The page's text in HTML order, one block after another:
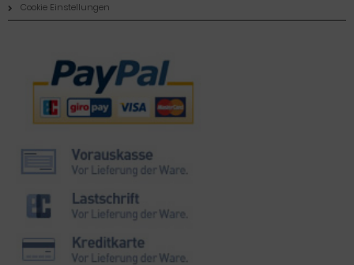
Cookie Einstellungen
Zahlungsmethoden